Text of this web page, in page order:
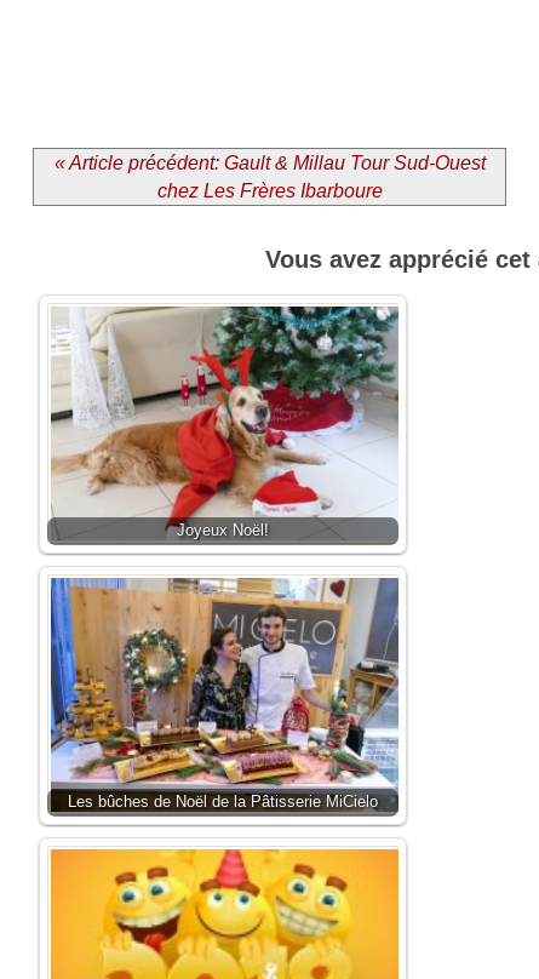
« Article précédent: Gault & Millau Tour Sud-Ouest
chez Les Frères Ibarboure
Vous avez apprécié
Joyeux Noël!
Les bûches de Noël de la Pâtisserie MiCielo